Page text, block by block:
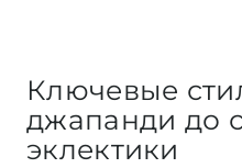
Ключевые
джапанди до
эклектики